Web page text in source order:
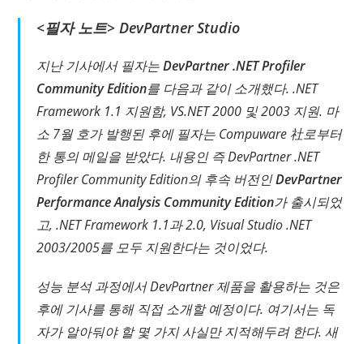
<필자 노트> DevPartner Studio
지난 기사에서 필자는DevPartner .NET Profiler
Community Edition를 다음과 같이 소개했다..NET
Framework 1.1 지원함, VS.NET 2000 및 2003 지원. 마
소 7월 호가 발행된 후에 필자는 Compuware 社로부터
한 통의 메일을 받았다. 내용인 즉 DevPartner .NET
Profiler Community Edition의 후속 버전인DevPartner
Performance Analysis Community Edition가 출시되었
고, .NET Framework 1.1과 2.0, Visual Studio .NET
2003/2005를 모두 지원한다는 것이었다.
성능 분석 과정에서 DevPartner 제품을 활용하는 것은
후에 기사를 통해 직접 소개할 예정이다. 여기서는 독
자가 알아둬야 할 몇 가지 사실만 지적해두려 한다. 새